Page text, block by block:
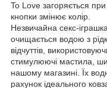
To Love загоряється
кнопки змінює колір.
Незвичайна секс-
очищається водою з
відчуттів,
стимулюючі мастила,
нашому магазині. Їх
рахунок ідеального